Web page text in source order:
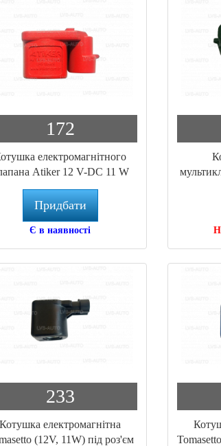
172
електромагнітного
Atiker 12 V-DC 11 W
AMP (BC.110A)
Придбати
Є в наявності
233
Котушка електромагнітна
(12V, 11W) під роз'єм